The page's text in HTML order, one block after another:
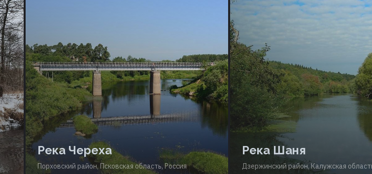
Река Череха
Порховский район, Псковская область, Россия
Река Шаня
Дзержинский район, Калужская